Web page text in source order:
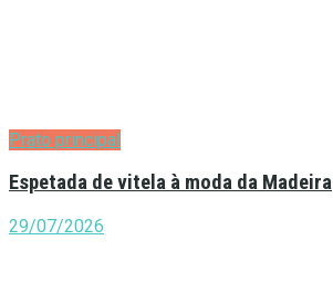
Prato principal
Espetada de vitela à moda da Madeira
29/07/2026